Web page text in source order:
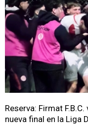
Reserva: Firmat
nueva final en la Liga